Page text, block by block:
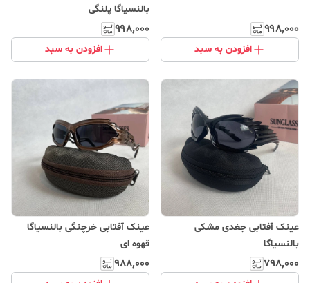
۹۹۸٬۰۰۰
افزودن به سبد
بالنسیاگا پلنگی
۹۹۸٬۰۰۰
افزودن به سبد
عینک آفتابی جغدی مشکی
بالنسیاگا
۷۹۸٬۰۰۰
عینک آفتابی خرچنگی بالنسیاگا
قهوه ای
۹۸۸٬۰۰۰